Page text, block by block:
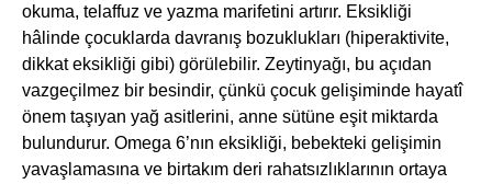
okuma, telaffuz ve yazma marifetini artırır. Eksikliği
hâlinde çocuklarda davranış bozuklukları (hiperaktivite,
dikkat eksikliği gibi) görülebilir. Zeytinyağı, bu açıdan
vazgeçilmez bir besindir, çünkü çocuk gelişiminde hayatî
önem taşıyan yağ asitlerini, anne sütüne eşit miktarda
bulundurur. Omega 6’nın eksikliği, bebekteki gelişimin
yavaşlamasına ve birtakım deri rahatsızlıklarının ortaya